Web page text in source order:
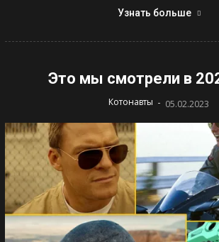
Узнать больше
Это мы смотрели в
Котонавты - 05.02.2023